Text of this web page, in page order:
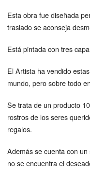
Esta obra fue diseñada
traslado se aconseja
Está pintada con tres
El Artista ha vendido
mundo, pero sobre todo
Se trata de un producto
rostros de los seres
regalos.
Además se cuenta con
no se encuentra el